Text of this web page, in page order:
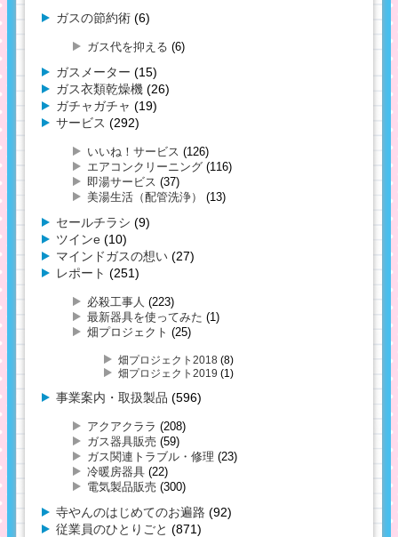
ガスの節約術 (6)
ガス代を抑える (6)
ガスメーター (15)
ガス衣類乾燥機 (26)
ガチャガチャ (19)
サービス (292)
いいね！サービス (126)
エアコンクリーニング (116)
即湯サービス (37)
美湯生活（配管洗浄）
(13)
セールチラシ (9)
ツインe (10)
マインドガスの想い (27)
レポート (251)
必殺工事人 (223)
最新器具を使ってみた (1)
畑プロジェクト (25)
畑プロジェクト2018 (8)
畑プロジェクト2019 (1)
事業案内・取扱製品 (596)
アクアクララ (208)
ガス器具販売 (59)
ガス関連トラブル・修理 (23)
冷暖房器具 (22)
電気製品販売 (300)
寺やんのはじめてのお遍路 (92)
従業員のひとりごと (871)